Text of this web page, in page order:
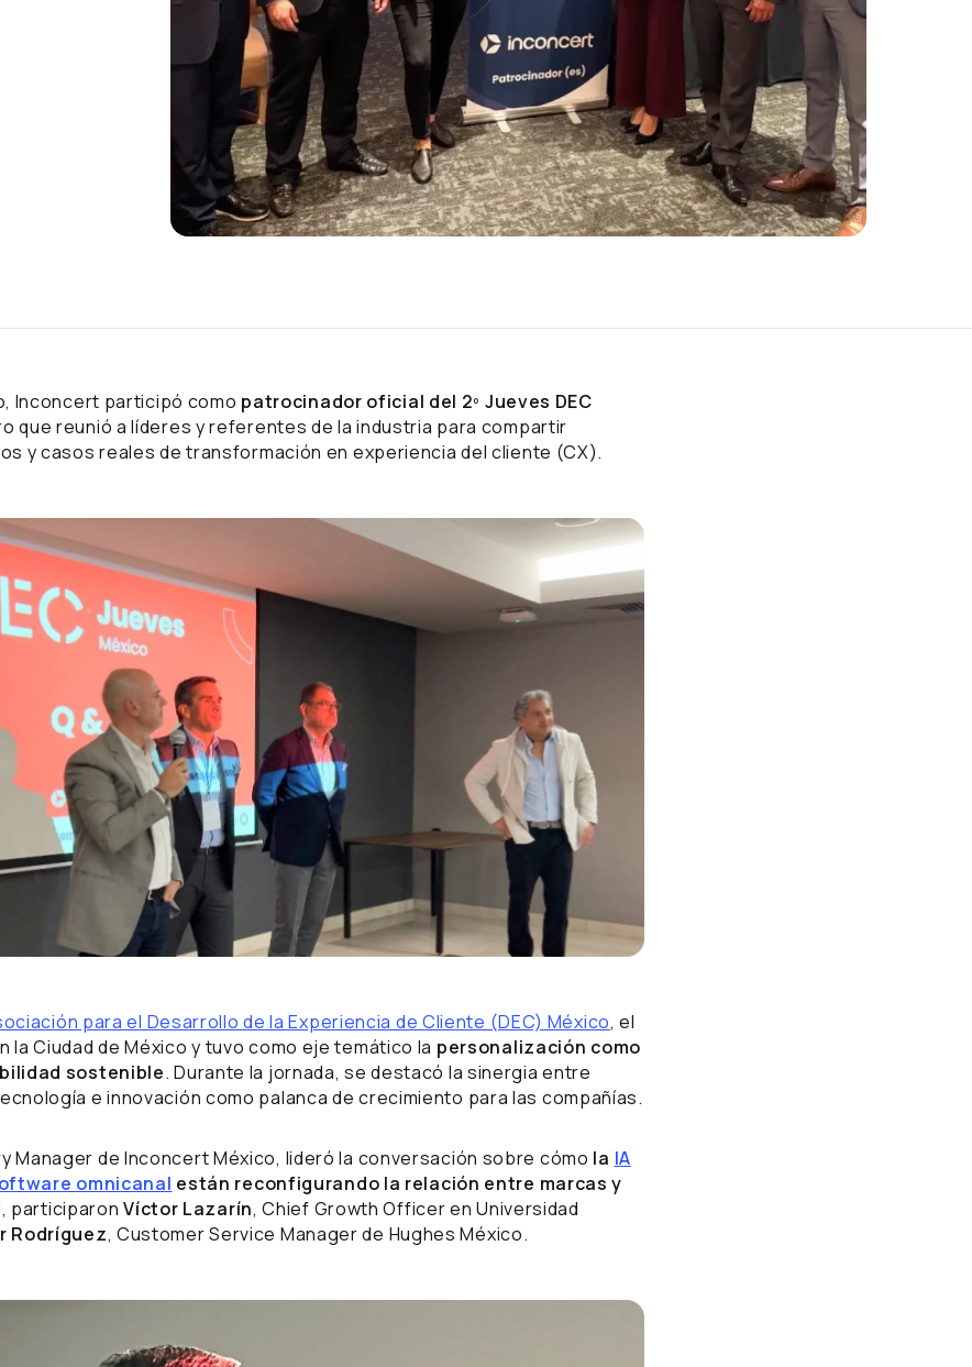
Inconcert participó como patrocinador oficial del 2º Jueves DEC
que reunió a líderes y referentes de la industria para compartir
y casos reales de transformación en experiencia del cliente (CX).
para el Desarrollo de la Experiencia de Cliente (DEC) México, el
la Ciudad de México y tuvo como eje temático la personalización como
sostenible. Durante la jornada, se destacó la sinergia entre
e innovación como palanca de crecimiento para las compañías.
Manager de Inconcert México, lideró la conversación sobre cómo la IA
omnicanal están reconfigurando la relación entre marcas y
participaronVíctor Lazarín, Chief Growth Officer en Universidad
Rodríguez, Customer Service Manager de Hughes México.